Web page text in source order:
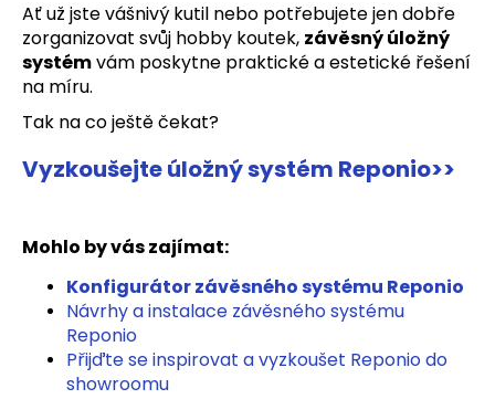
Ať už jste vášnivý kutil nebo potřebujete jen dobře
zorganizovat svůj hobby koutek, závěsný úložný
systémvám poskytne praktické a estetické řešení
na míru.
Tak na co ještě čekat?
Vyzkoušejte úložný systém Reponio>>
Mohlo by vás zajímat:
Konfigurátor závěsného systému Reponio
Návrhy a instalace závěsného systému
Reponio
Přijďte se inspirovat a vyzkoušet Reponio do
showroomu